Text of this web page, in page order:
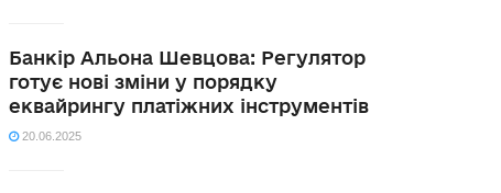
Банкір Альона Шевцова: Регулятор
готує нові зміни у порядку
еквайрингу платіжних інструментів
20.06.2025